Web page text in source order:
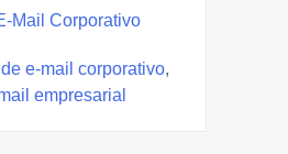
Mail Corporativo
e-mail corporativo,
empresarial